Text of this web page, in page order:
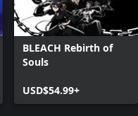
BLEACH Rebirth of
Souls
USD$54.99+